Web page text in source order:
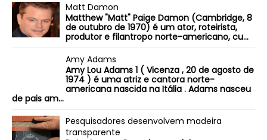
Matt Damon
Matthew "Matt" Paige Damon (Cambridge, 8
de outubro de 1970) é um ator, roteirista,
produtor e filantropo norte-americano, cu...
Amy Adams
Amy Lou Adams 1 ( Vicenza , 20 de agosto de
1974 ) é uma atriz e cantora norte-
americana nascida na Itália . Adams nasceu
de pais am...
Pesquisadores desenvolvem madeira
transparente